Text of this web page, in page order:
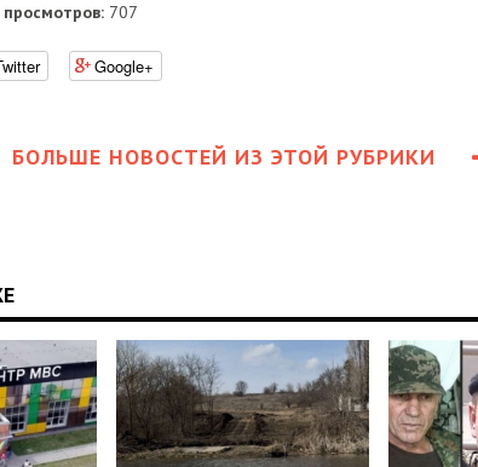
707
Google+
БОЛЬШЕ НОВОСТЕЙ ИЗ ЭТОЙ РУБРИКИ